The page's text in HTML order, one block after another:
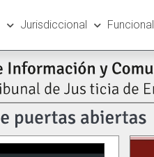
Jurisdiccional Funcional